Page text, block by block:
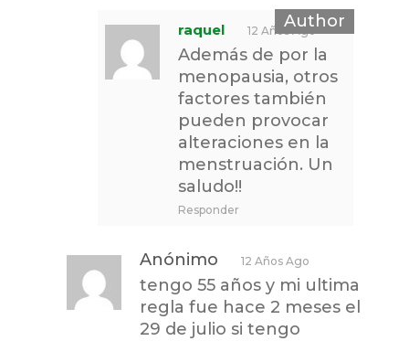
raquel 12 Años Ago
Además de por la
menopausia, otros
factores también
pueden provocar
alteraciones en la
menstruación. Un
saludo!!
Responder
Anónimo 12 Años Ago
tengo 55 años y mi ultima
regla fue hace 2 meses el
29 de julio si tengo